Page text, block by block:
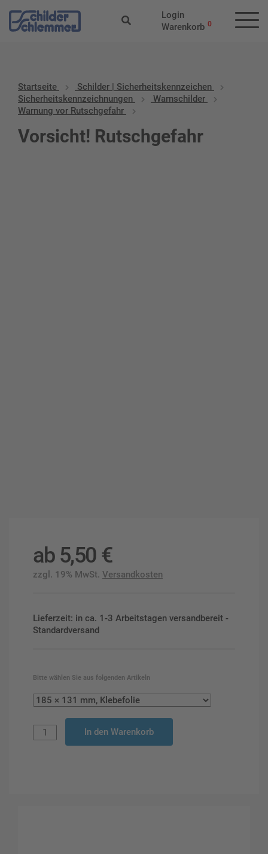
Login
Warenkorb 0
Startseite
Schilder | Sicherheitskennzeichen
Sicherheitskennzeichnungen
Warnschilder
Warnung vor Rutschgefahr
Vorsicht! Rutschgefahr
ab 5,50 €
zzgl. 19% MwSt. Versandkosten
Lieferzeit: in ca. 1-3 Arbeitstagen versandbereit -
Standardversand
Bitte wählen Sie aus folgenden Artikeln
In den Warenkorb